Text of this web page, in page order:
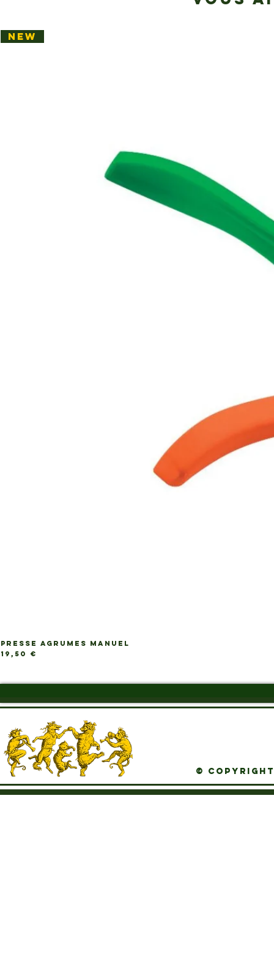
NEW
PRESSE AGRUMES MANUEL
Prix
19,50 €
© Copyright